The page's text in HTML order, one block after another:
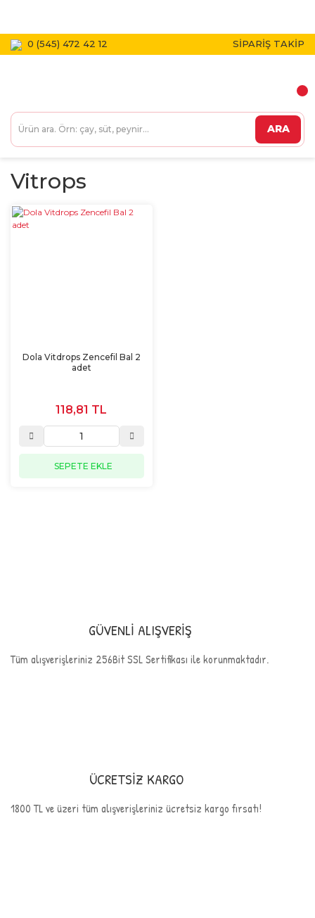
0 (545) 472 42 12 SİPARİŞ TAKİP
ARA
Vitrops
Dola Vitdrops Zencefil Bal 2
adet
118,81 TL
SEPETE EKLE
GÜVENLİ ALIŞVERİŞ
Tüm alışverişleriniz 256Bit SSL Sertifikası ile korunmaktadır.
ÜCRETSİZ KARGO
1800 TL ve üzeri tüm alışverişleriniz ücretsiz kargo fırsatı!